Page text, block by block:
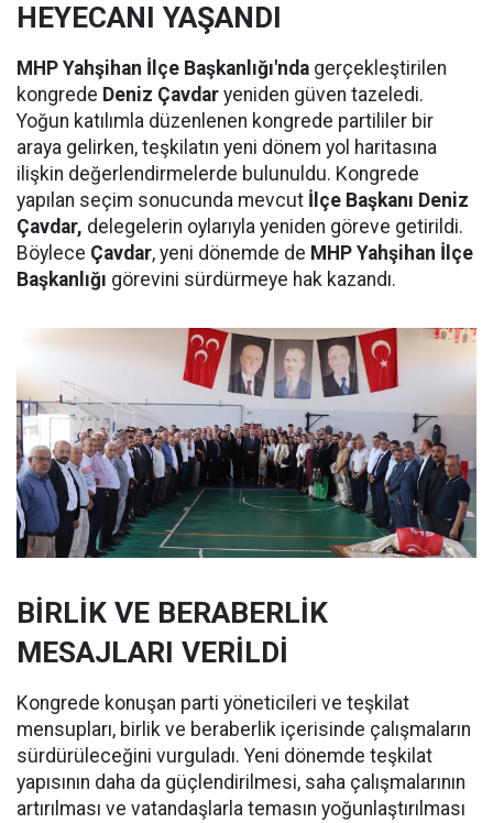
HEYECANI YAŞANDI
MHP Yahşihan İlçe Başkanlığı'nda gerçekleştirilen
kongrede Deniz Çavdar yeniden güven tazeledi.
Yoğun katılımla düzenlenen kongrede partililer bir
araya gelirken, teşkilatın yeni dönem yol haritasına
ilişkin değerlendirmelerde bulunuldu. Kongrede
yapılan seçim sonucunda mevcut İlçe Başkanı Deniz
Çavdar, delegelerin oylarıyla yeniden göreve getirildi.
Böylece Çavdar, yeni dönemde de MHP Yahşihan İlçe
Başkanlığı görevini sürdürmeye hak kazandı.
BİRLİK VE BERABERLİK
MESAJLARI VERİLDİ
Kongrede konuşan parti yöneticileri ve teşkilat
mensupları, birlik ve beraberlik içerisinde çalışmaların
sürdürüleceğini vurguladı. Yeni dönemde teşkilat
yapısının daha da güçlendirilmesi, saha çalışmalarının
artırılması ve vatandaşlarla temasın yoğunlaştırılması